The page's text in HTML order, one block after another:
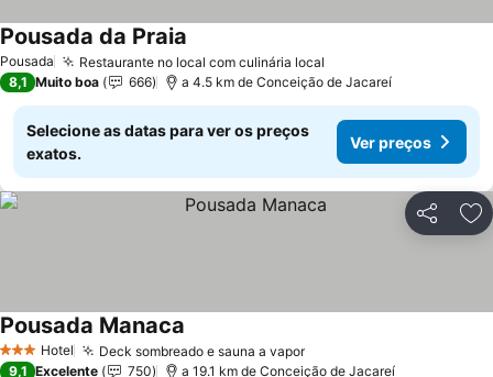
Pousada Restaurante no local com culinária local
Pousada da Praia
8,1 Muito boa 666 a 4.5 km de Conceição de Jacareí
Selecione as datas para ver os preços
exatos.
Ver preços
Partilhar
3 EstrelasHotel Deck sombreado e sauna a vapor
Pousada Manaca
9,1 Excelente 750 a 19.1 km de Conceição de Jacareí